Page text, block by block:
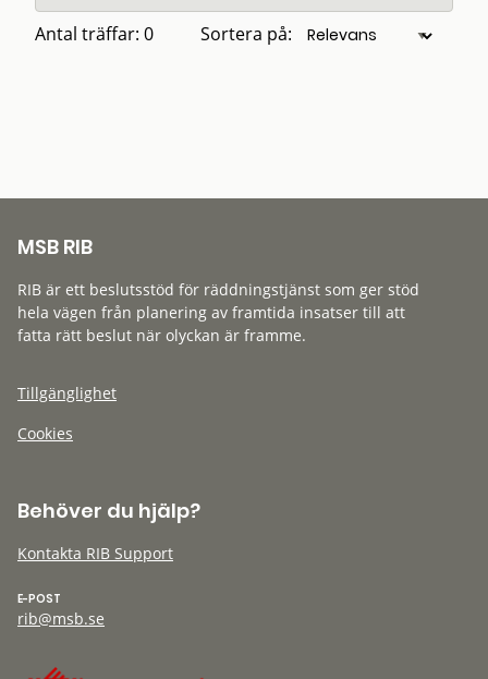
Antal träffar: 0 Sortera på:
MSB RIB
RIB är ett beslutsstöd för räddningstjänst som ger stöd
hela vägen från planering av framtida insatser till att
fatta rätt beslut när olyckan är framme.
Tillgänglighet
Cookies
Behöver du hjälp?
Kontakta RIB Support
E-POST
rib@msb.se